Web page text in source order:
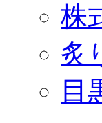
株
炙
目